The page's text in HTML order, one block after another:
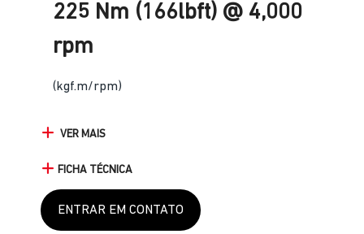
225 Nm (166lbft) @ 4,000
rpm
(kgf.m/rpm)
VER MAIS
FICHA TÉCNICA
ENTRAR EM CONTATO